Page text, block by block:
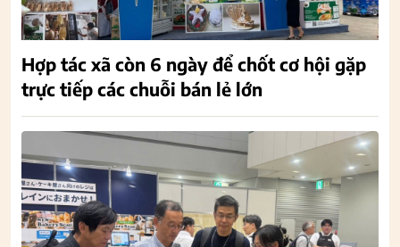
Hợp tác xã còn 6 ngày để chốt cơ hội gặp
trực tiếp các chuỗi bán lẻ lớn